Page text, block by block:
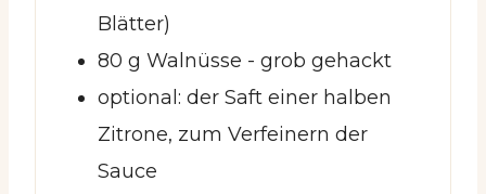
Blätter)
80 g Walnüsse - grob gehackt
optional: der Saft einer halben
Zitrone, zum Verfeinern der
Sauce